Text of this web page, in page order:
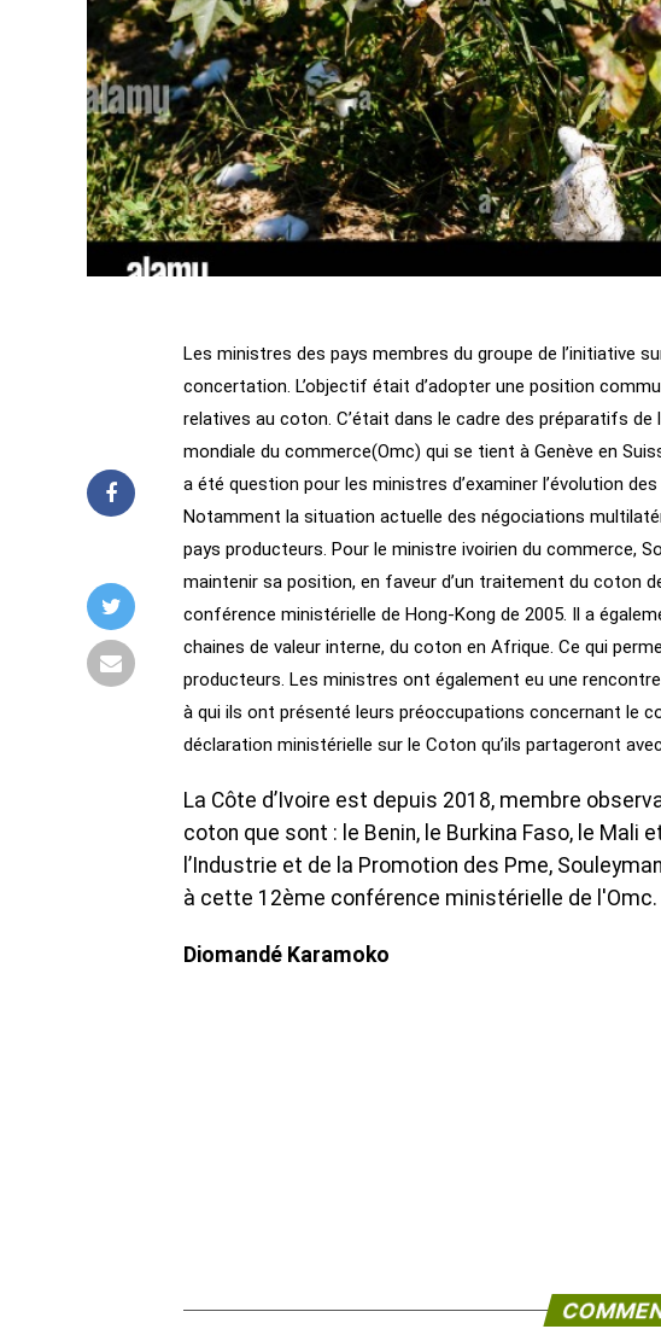
Les ministres des pays membres du groupe de l’initiative
concertation. L’objectif était d’adopter une position
relatives au coton. C’était dans le cadre des préparatifs
mondiale du commerce(Omc) qui se tient à Genève en
a été question pour les ministres d’examiner l’évolution
Notamment la situation actuelle des négociations
pays producteurs. Pour le ministre ivoirien du commerce,
maintenir sa position, en faveur d’un traitement du coton
conférence ministérielle de Hong-Kong de 2005. Il a
chaines de valeur interne, du coton en Afrique. Ce qui
producteurs. Les ministres ont également eu une
à qui ils ont présenté leurs préoccupations concernant le
déclaration ministérielle sur le Coton qu’ils partageront
La Côte d’Ivoire est depuis 2018, membre
coton que sont : le Benin, le Burkina Faso, le Mali
l’Industrie et de la Promotion des Pme,
à cette 12ème conférence ministérielle de l'Omc.
Diomandé Karamoko